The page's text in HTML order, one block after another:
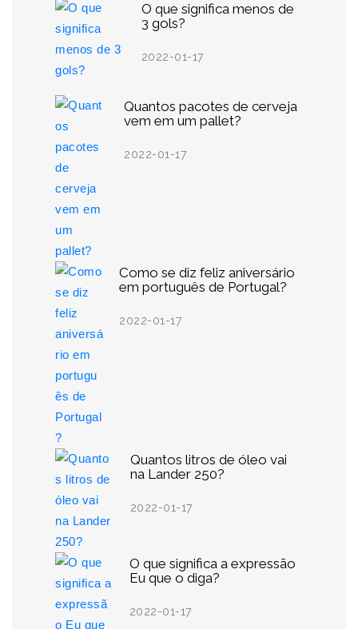
O que significa menos de
3 gols?
2022-01-17
Quantos pacotes de cerveja
vem em um pallet?
2022-01-17
Como se diz feliz aniversário
em português de Portugal?
2022-01-17
Quantos litros de óleo vai
na Lander 250?
2022-01-17
O que significa a expressão
Eu que o diga?
2022-01-17